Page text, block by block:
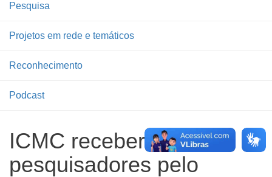
Pesquisa
Projetos em rede e temáticos
Reconhecimento
Podcast
ICMC receberá
pesquisadores pelo